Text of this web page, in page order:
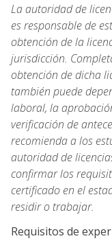
La autoridad de
es responsable de
obtención de la
jurisdicción.
obtención de dicha
también puede
laboral, la
verificación de
recomienda a los
autoridad de
confirmar los
certificado en el
residir o trabajar.
Requisitos de